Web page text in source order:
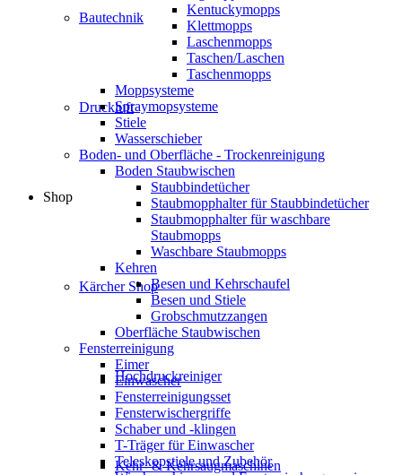
Bautechnik
Druckluft
Shop
Kärcher Shop
Hochdruckreiniger
Kehr- & Kehrsaugmaschinen
Kentuckymopps
Klettmopps
Laschenmopps
Taschen/Laschen
Taschenmopps
Moppsysteme
Spraymopsysteme
Stiele
Wasserschieber
Boden- und Oberfläche - Trockenreinigung
Boden Staubwischen
Staubbindetücher
Staubmopphalter für Staubbindetücher
Staubmopphalter für waschbare
Staubmopps
Waschbare Staubmopps
Kehren
Besen und Kehrschaufel
Besen und Stiele
Grobschmutzzangen
Oberfläche Staubwischen
Fensterreinigung
Eimer
Einwascher
Fensterreinigungsset
Fensterwischergriffe
Schaber und -klingen
T-Träger für Einwascher
Teleskopstiele und Zubehör